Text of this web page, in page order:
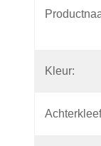
Kleur: